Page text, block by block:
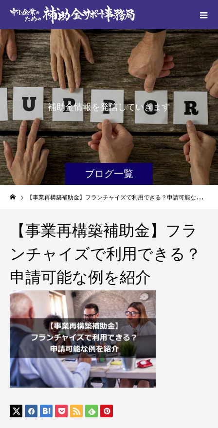
ブログ一覧
補助金情報を発信 していきま す
【事業再構築補助金】フランチャイズで利用できる？申請可能な例を紹介
【事業再構築補助金】フラ
ンチャイズで利用できる？
申請可能な例を紹介